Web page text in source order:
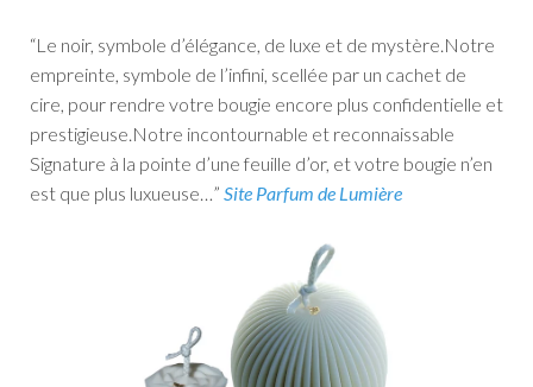
“Le noir, symbole d’élégance, de luxe et de mystère.Notre
empreinte, symbole de l’infini, scellée par un cachet de
cire, pour rendre votre bougie encore plus confidentielle et
prestigieuse.Notre incontournable et reconnaissable
Signature à la pointe d’une feuille d’or, et votre bougie n’en
est que plus luxueuse…​” Site Parfum de Lumière